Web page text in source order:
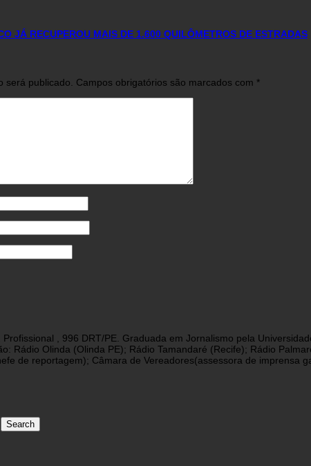
JÁ RECUPEROU MAIS DE 1.600 QUILÔMETROS DE ESTRADAS
será publicado. Campos obrigatórios são marcados com *
, 996 DRT/PE. Graduada em Jornalismo pela
Rádio Olinda (Olinda PE); Rádio Tamandaré (Recife); Rádio
de reportagem); Câmara de Vereadores(assessora de